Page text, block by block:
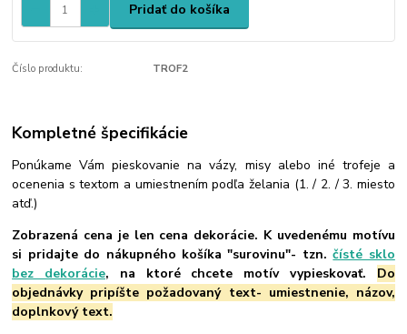
Pridať do košíka
Číslo produktu: TROF2
Kompletné špecifikácie
Ponúkame Vám pieskovanie na vázy, misy alebo iné trofeje a
ocenenia s textom a umiestnením podľa želania (1. / 2. / 3. miesto
atď.)
Zobrazená cena je len cena dekorácie. K uvedenému motívu
si pridajte do nákupného košíka "surovinu"- tzn.čísté sklo
bez dekorácie, na ktoré chcete motív vypieskovať. Do
objednávky pripíšte požadovaný text- umiestnenie, názov,
doplnkový text.